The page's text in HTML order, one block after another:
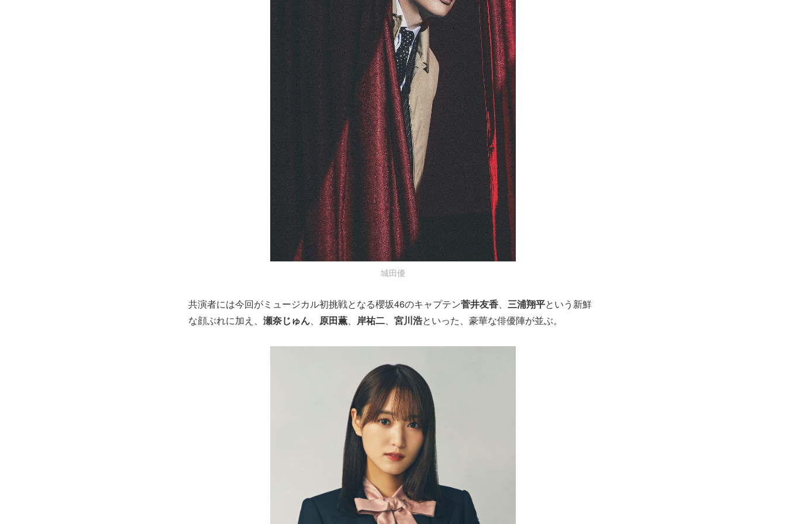
城田優
共演者には今回がミュージカル初挑戦となる櫻坂46のキャプテン菅井友香、 三浦翔平という新鮮
な顔ぶれに加え、 瀬奈じゅん、 原田薫、 岸祐二、 宮川浩といった、豪華な俳優陣が並ぶ。